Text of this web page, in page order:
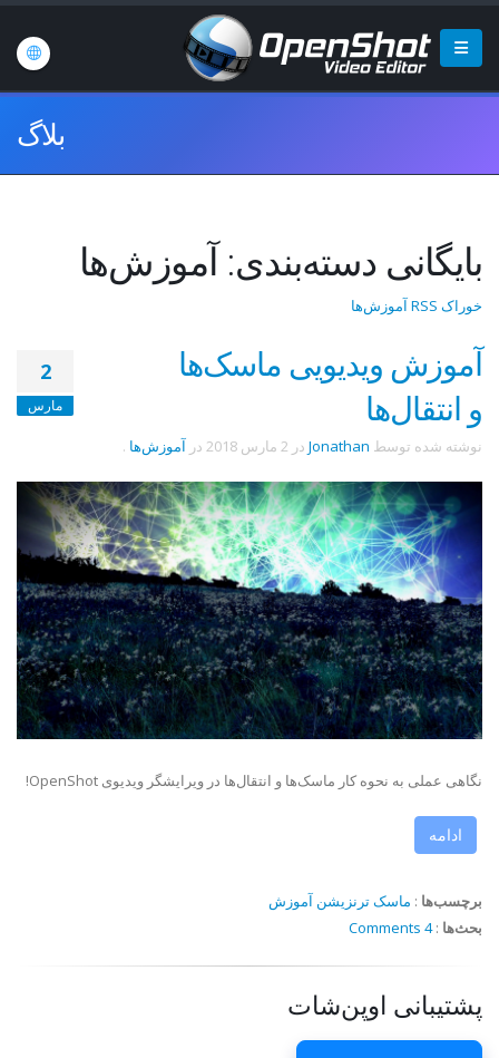
بلاگ
بایگانی دسته‌بندی: آموزش‌ها
خوراک RSS آموزش‌ها
2
مارس
آموزش ویدیویی ماسک‌ها
و انتقال‌ها
نوشته شده توسط Jonathan در 2 مارس 2018 در آموزش‌ها .
نگاهی عملی به نحوه کار ماسک‌ها و انتقال‌ها در ویرایشگر ویدیوی OpenShot!
ادامه
برچسب‌ها : ماسکترنزیشن آموزش
بحث‌ها :
4 Comments
پشتیبانی اوپن‌شات